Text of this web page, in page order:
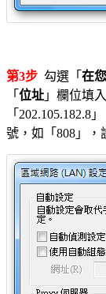
第3步 勾選「 在
「 位址 」欄位填
「202.105.182.8
號，如「808」，